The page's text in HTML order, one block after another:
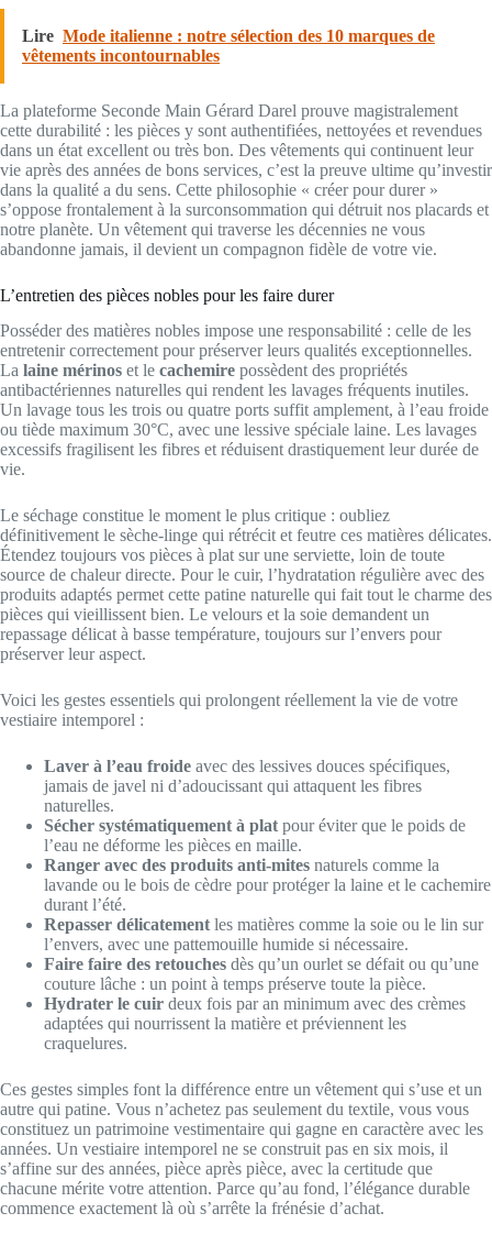
Lire Mode italienne : notre sélection des 10 marques de
vêtements incontournables
La plateforme Seconde Main Gérard Darel prouve magistralement
cette durabilité : les pièces y sont authentifiées, nettoyées et revendues
dans un état excellent ou très bon. Des vêtements qui continuent leur
vie après des années de bons services, c’est la preuve ultime qu’investir
dans la qualité a du sens. Cette philosophie « créer pour durer »
s’oppose frontalement à la surconsommation qui détruit nos placards et
notre planète. Un vêtement qui traverse les décennies ne vous
abandonne jamais, il devient un compagnon fidèle de votre vie.
L’entretien des pièces nobles pour les faire durer
Posséder des matières nobles impose une responsabilité : celle de les
entretenir correctement pour préserver leurs qualités exceptionnelles.
La laine mérinos et le cachemire possèdent des propriétés
antibactériennes naturelles qui rendent les lavages fréquents inutiles.
Un lavage tous les trois ou quatre ports suffit amplement, à l’eau froide
ou tiède maximum 30°C, avec une lessive spéciale laine. Les lavages
excessifs fragilisent les fibres et réduisent drastiquement leur durée de
vie.
Le séchage constitue le moment le plus critique : oubliez
définitivement le sèche-linge qui rétrécit et feutre ces matières délicates.
Étendez toujours vos pièces à plat sur une serviette, loin de toute
source de chaleur directe. Pour le cuir, l’hydratation régulière avec des
produits adaptés permet cette patine naturelle qui fait tout le charme des
pièces qui vieillissent bien. Le velours et la soie demandent un
repassage délicat à basse température, toujours sur l’envers pour
préserver leur aspect.
Voici les gestes essentiels qui prolongent réellement la vie de votre
vestiaire intemporel :
Laver à l’eau froide avec des lessives douces spécifiques,
jamais de javel ni d’adoucissant qui attaquent les fibres
naturelles.
Sécher systématiquement à platpour éviter que le poids de
l’eau ne déforme les pièces en maille.
Ranger avec des produits anti-mites naturels comme la
lavande ou le bois de cèdre pour protéger la laine et le cachemire
durant l’été.
Repasser délicatementles matières comme la soie ou le lin sur
l’envers, avec une pattemouille humide si nécessaire.
Faire faire des retouches dès qu’un ourlet se défait ou qu’une
couture lâche : un point à temps préserve toute la pièce.
Hydrater le cuir deux fois par an minimum avec des crèmes
adaptées qui nourrissent la matière et préviennent les
craquelures.
Ces gestes simples font la différence entre un vêtement qui s’use et un
autre qui patine. Vous n’achetez pas seulement du textile, vous vous
constituez un patrimoine vestimentaire qui gagne en caractère avec les
années. Un vestiaire intemporel ne se construit pas en six mois, il
s’affine sur des années, pièce après pièce, avec la certitude que
chacune mérite votre attention. Parce qu’au fond, l’élégance durable
commence exactement là où s’arrête la frénésie d’achat.